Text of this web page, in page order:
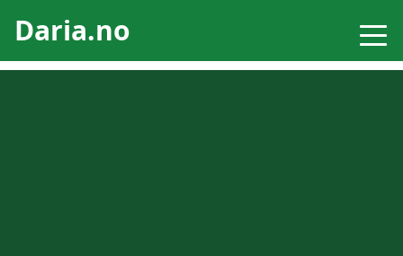
Daria.no